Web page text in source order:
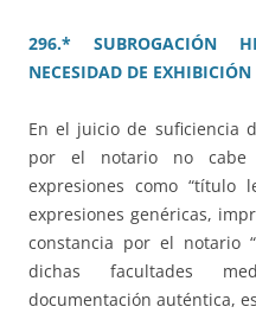
296.* SUBROGACIÓN
NECESIDAD DE
En el juicio de suficiencia
por el notario no cabe
expresiones como “título
expresiones genéricas,
constancia por el notario
dichas facultades
documentación auténtica,